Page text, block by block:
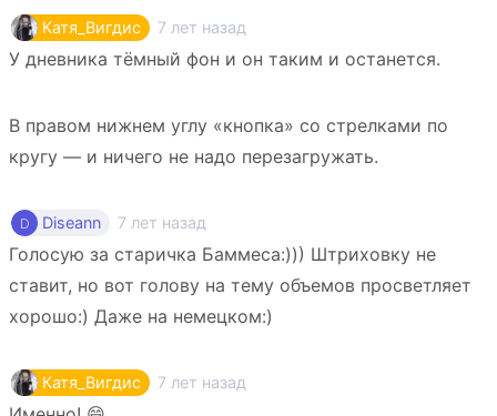
Катя_Вигдис 7 лет назад
У дневника тёмный фон и он таким и останется.
В правом нижнем углу «кнопка» со стрелками по
кругу — и ничего не надо перезагружать.
Diseann 7 лет назад
Голосую за старичка Баммеса:))) Штриховку не
ставит, но вот голову на тему объемов просветляет
хорошо:) Даже на немецком:)
Катя_Вигдис 7 лет назад